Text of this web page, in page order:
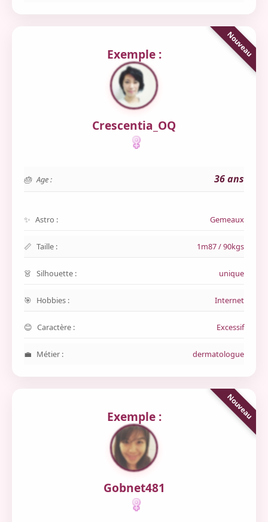
Exemple :
Crescentia_OQ
Age : 36 ans
Astro : Gemeaux
Taille : 1m87 / 90kgs
Silhouette : unique
Hobbies : Internet
Caractère : Excessif
Métier : dermatologue
Exemple :
Gobnet481